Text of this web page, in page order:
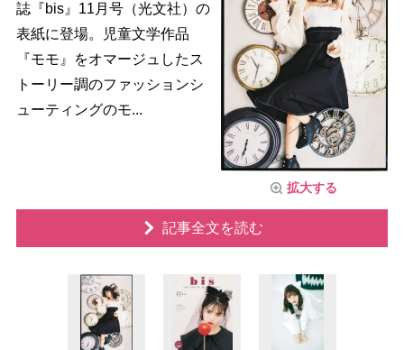
拡大する
誌『bis』11月号（光文社）の
表紙に登場。児童文学作品
『モモ』をオマージュしたス
トーリー調のファッションシ
ューティングのモ...
記事全文を読む